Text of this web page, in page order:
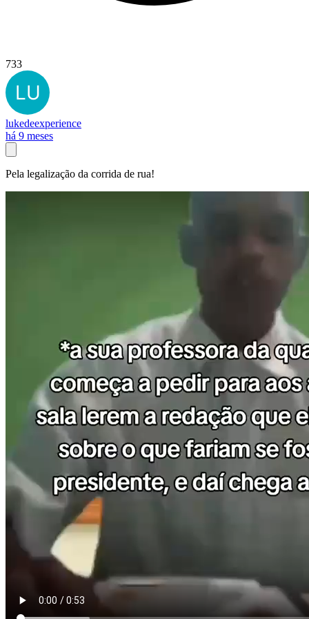
733
lukedeexperience
há 9 meses
Pela legalização da corrida de rua!